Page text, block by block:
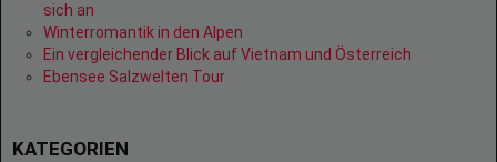
sich an
Winterromantik in den Alpen
Ein vergleichender Blick auf Vietnam und Österreich
Ebensee Salzwelten Tour
KATEGORIEN